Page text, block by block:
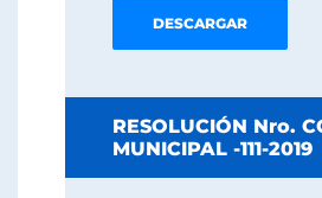
DESCARGAR
RESOLUCIÓN Nro.
MUNICIPAL -111-2019